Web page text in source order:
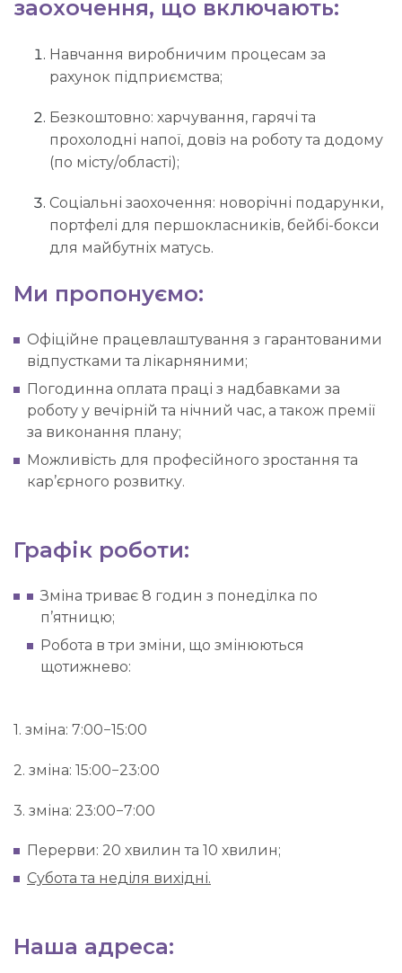
заохочення, що включають:
Навчання виробничим процесам за
рахунок підприємства;
Безкоштовно: харчування, гарячі та
прохолодні напої, довіз на роботу та додому
(по місту/області);
Соціальні заохочення: новорічні подарунки,
портфелі для першокласників, бейбі-бокси
для майбутніх матусь.
Ми пропонуємо:
Офіційне працевлаштування з гарантованими
відпустками та лікарняними;
Погодинна оплата праці з надбавками за
роботу у вечірній та нічний час, а також премії
за виконання плану;
Можливість для професійного зростання та
кар’єрного розвитку.
Графік роботи:
Зміна триває 8 годин з понеділка по
п’ятницю;
Робота в три зміни, що змінюються
щотижнево:
1. зміна: 7:00−15:00
2. зміна: 15:00−23:00
3. зміна: 23:00−7:00
Перерви: 20 хвилин та 10 хвилин;
Субота та неділя вихідні.
Наша адреса: